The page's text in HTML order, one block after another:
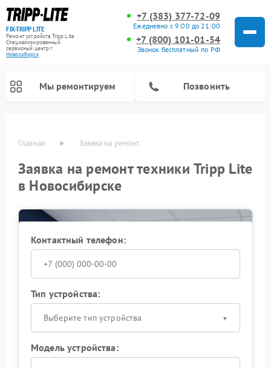
FIX-TRIPP LITE
Ремонт устройств Tripp Lite
Специализированный
cервисный центр г.
Новосибирск
+7 (383) 377-72-09
Ежедневно с 9:00 до 21:00
+7 (800) 101-01-54
Звонок бесплатный по РФ
Мы ремонтируем Позвонить
Главная Заявка на ремонт
Заявка на ремонт техники Tripp Lite
в Новосибирске
Контактный телефон:
Тип устройства:
Выберите тип устройства
Модель устройства: